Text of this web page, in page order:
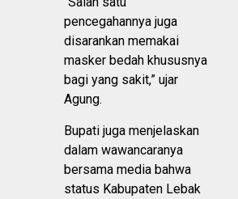
pencegahannya juga
disarankan memakai
masker bedah khususnya
bagi yang sakit,” ujar
Agung.
Bupati juga menjelaskan
dalam wawancaranya
bersama media bahwa
status Kabupaten Lebak